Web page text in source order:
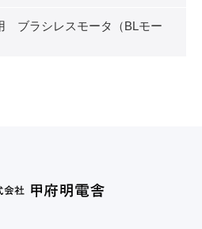
ブラシレスモータ（BLモー